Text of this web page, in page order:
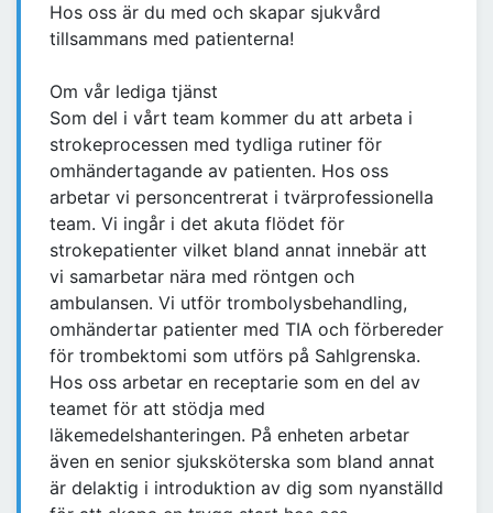
Hos oss är du med och skapar sjukvård
tillsammans med patienterna!
Om vår lediga tjänst
Som del i vårt team kommer du att arbeta i
strokeprocessen med tydliga rutiner för
omhändertagande av patienten. Hos oss
arbetar vi personcentrerat i tvärprofessionella
team. Vi ingår i det akuta flödet för
strokepatienter vilket bland annat innebär att
vi samarbetar nära med röntgen och
ambulansen. Vi utför trombolysbehandling,
omhändertar patienter med TIA och förbereder
för trombektomi som utförs på Sahlgrenska.
Hos oss arbetar en receptarie som en del av
teamet för att stödja med
läkemedelshanteringen. På enheten arbetar
även en senior sjuksköterska som bland annat
är delaktig i introduktion av dig som nyanställd